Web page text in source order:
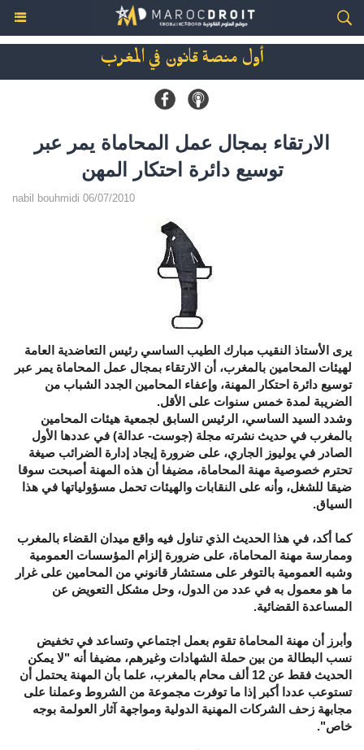
أول منصة قانون في المغرب
الارتقاء بمجال عمل المحاماة يمر عبر
توسيع دائرة احتكار المهن
nabil bouhmidi 06/07/2010
يرى الأستاذ النقيب مبارك الطيب الساسي رئيس التعاضدية العامة
لهيئات المحامين بالمغرب، أن الارتقاء بمجال عمل المحاماة يمر عبر
توسيع دائرة احتكار المهنة، وإعفاء المحامين الجدد الشباب من
الضريبة لمدة خمس سنوات على الأقل.
وشدد السيد الساسي، الرئيس السابق لجمعية هيئات المحامين
بالمغرب في حديث نشرته مجلة (جوست- عدالة) في عددها الأول
الصادر في يوليوز الجاري، على ضرورة إيجاد إدارة الضرائب صيغة
تحترم خصوصية مهنة المحاماة، مضيفا أن هذه المهنة أصبحت سوقا
ضيقا للشغل، وأنه على النقابات والهيئات تحمل مسؤولياتها في هذا
السياق.
كما أكد، في هذا الحديث الذي تناول فيه واقع ميدان القضاء بالمغرب
وممارسة مهنة المحاماة، على ضرورة إلزام المؤسسات العمومية
وشبه العمومية بالتوفر على مستشار قانوني من المحامين على غرار
ما هو معمول به في عدد من الدول، وحل مشكل التعويض عن
المساعدة القضائية.
وأبرز أن مهنة المحاماة تقوم بعمل اجتماعي وتساعد في تخفيض
نسب البطالة من بين حملة الشهادات وغيرهم، مضيفا أنه "لا يمكن
الحديث فقط عن 12 ألف محام بالمغرب، علما بأن المهنة يحتمل أن
تستوعب عددا أكبر إذا ما توفرت مجموعة من الشروط وعملنا على
مجابهة زحف الشركات المهنية الدولية ومواجهة آثار العولمة بوجه
خاص".